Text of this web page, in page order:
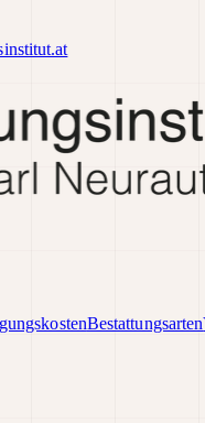
Bestattungsarten